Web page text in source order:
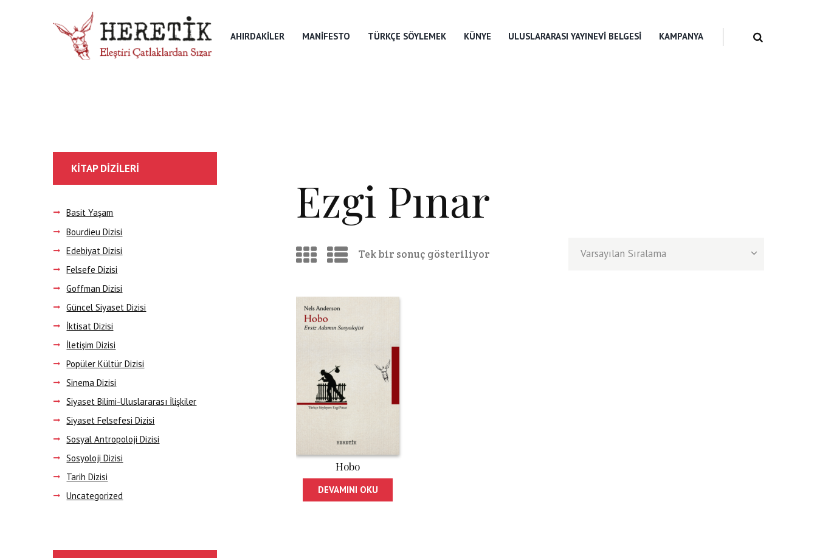
AHIRDAKILER MANIFESTO TÜRKÇE SÖYLEMEK KÜNYE ULUSLARARASI YAYINEVI BELGESI KAMPANYA
Ezgi Pınar
Tek bir sonuç gösteriliyor
Hobo
DEVAMINI OKU
KITAP DIZILERI
Basit Yaşam
Bourdieu Dizisi
Edebiyat Dizisi
Felsefe Dizisi
Goffman Dizisi
Güncel Siyaset Dizisi
İktisat Dizisi
İletişim Dizisi
Popüler Kültür Dizisi
Sinema Dizisi
Siyaset Bilimi-Uluslararası İlişkiler
Siyaset Felsefesi Dizisi
Sosyal Antropoloji Dizisi
Sosyoloji Dizisi
Tarih Dizisi
Uncategorized